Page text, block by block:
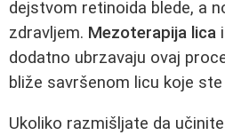
dejstvom retinoida blede, a
zdravljem. Mezoterapija lica i
dodatno ubrzavaju ovaj
bliže savršenom licu koje ste
Ukoliko razmišljate da